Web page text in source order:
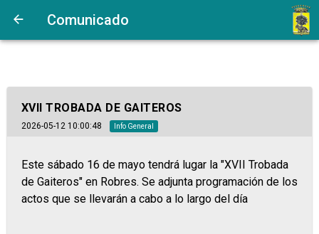
Comunicado
XVII TROBADA DE GAITEROS
2026-05-12 10:00:48 Info General
Este sábado 16 de mayo tendrá lugar la "XVII Trobada
de Gaiteros" en Robres. Se adjunta programación de los
actos que se llevarán a cabo a lo largo del día